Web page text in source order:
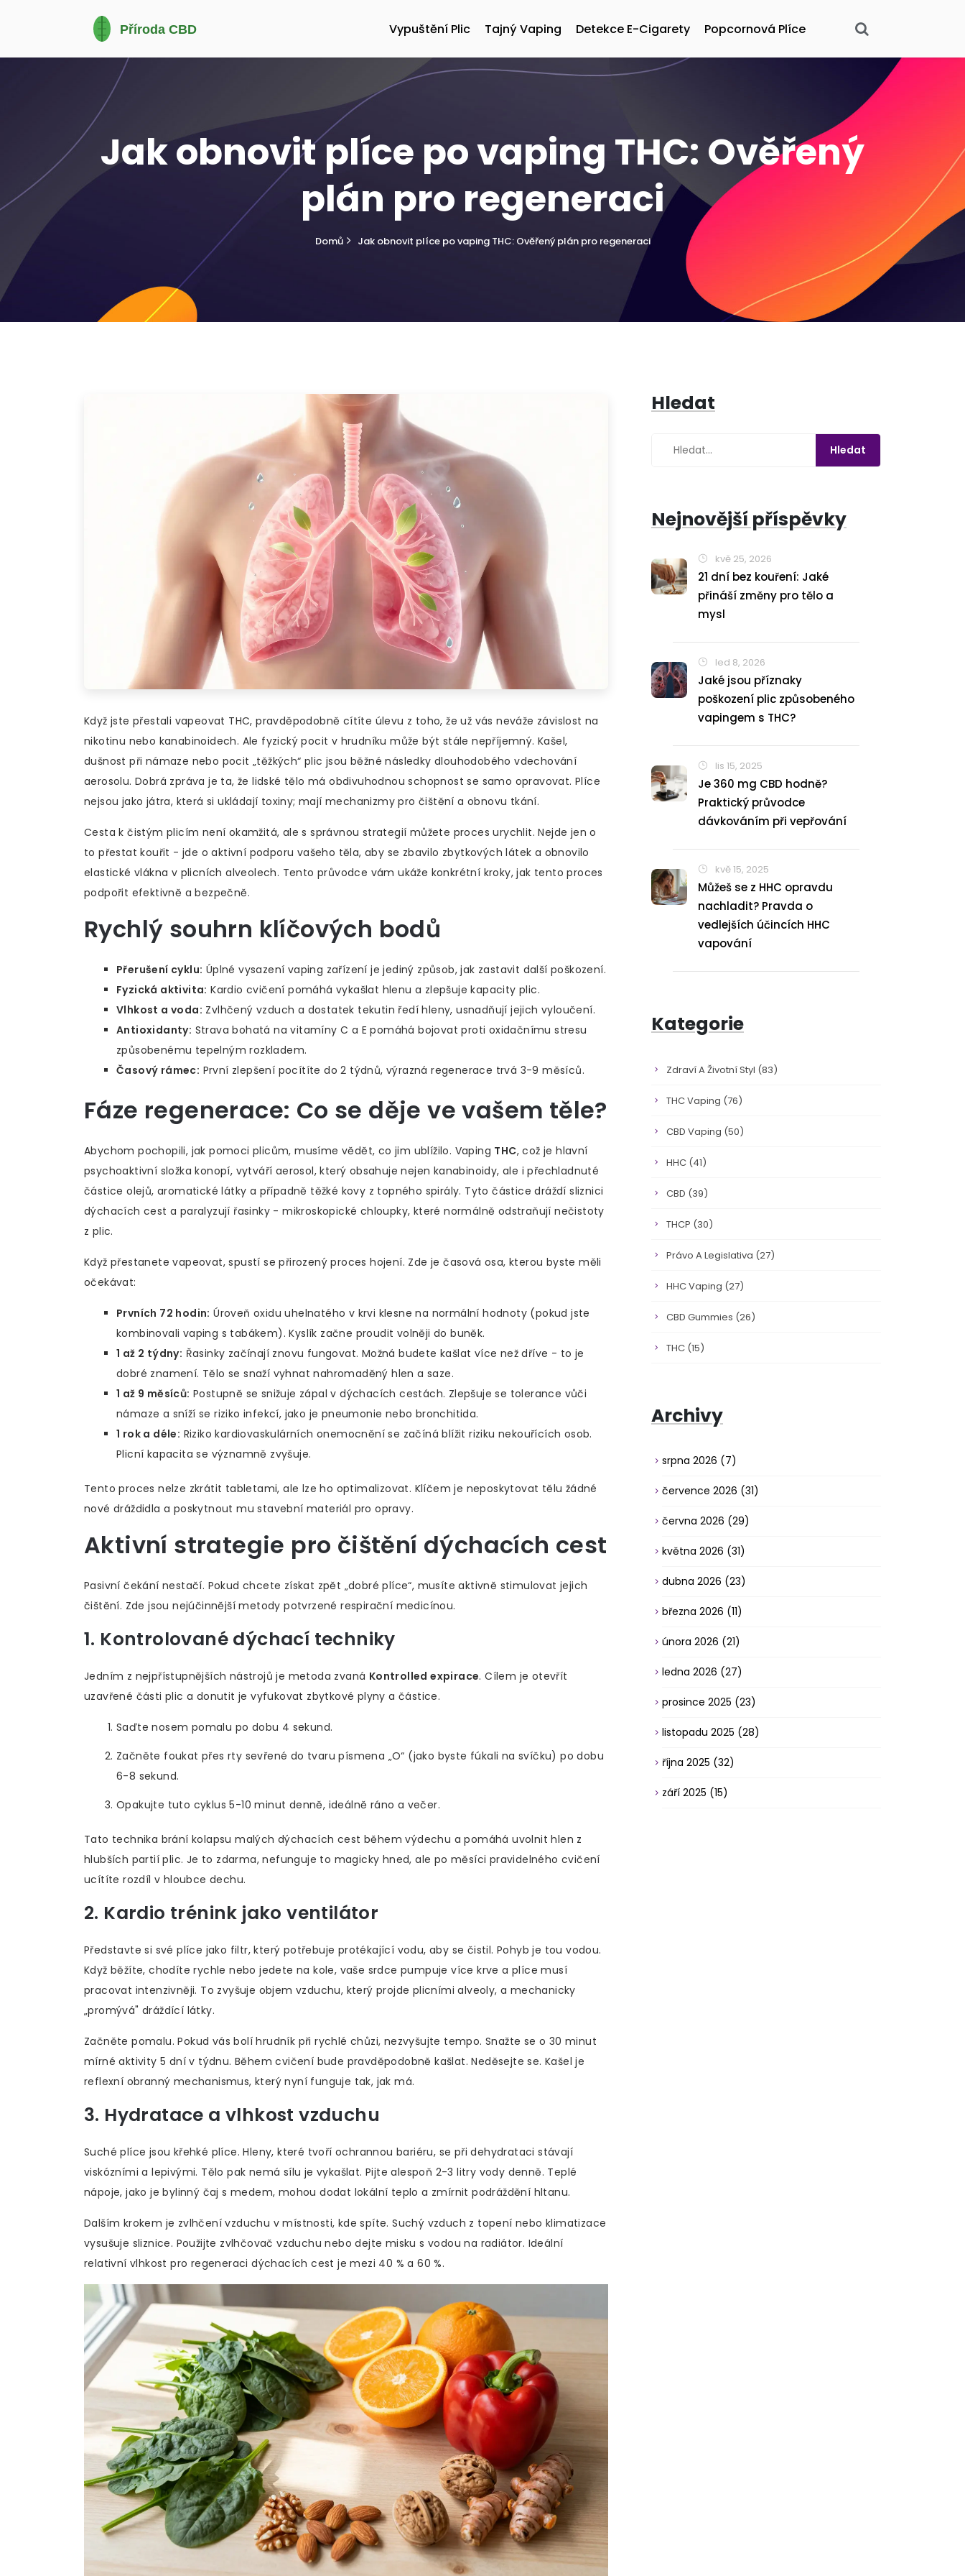
Vypuštění Plic Tajný Vaping Detekce E-Cigarety Popcornová Plíce
Jak obnovit plíce po vaping THC: Ověřený
plán pro regeneraci
Domů Jak obnovit plíce po vaping THC: Ověřený plán pro regeneraci
Když jste přestali vapeovat THC, pravděpodobně cítíte úlevu z toho, že už vás neváže závislost na
nikotinu nebo kanabinoidech. Ale fyzický pocit v hrudníku může být stále nepříjemný. Kašel,
dušnost při námaze nebo pocit „těžkých“ plic jsou běžné následky dlouhodobého vdechování
aerosolu. Dobrá zpráva je ta, že lidské tělo má obdivuhodnou schopnost se samo opravovat. Plíce
nejsou jako játra, která si ukládají toxiny; mají mechanizmy pro čištění a obnovu tkání.
Cesta k čistým plicím není okamžitá, ale s správnou strategií můžete proces urychlit. Nejde jen o
to přestat kouřit - jde o aktivní podporu vašeho těla, aby se zbavilo zbytkových látek a obnovilo
elastické vlákna v plicních alveolech. Tento průvodce vám ukáže konkrétní kroky, jak tento proces
podpořit efektivně a bezpečně.
Rychlý souhrn klíčových bodů
Přerušení cyklu: Úplné vysazení vaping zařízení je jediný způsob, jak zastavit další poškození.
Fyzická aktivita: Kardio cvičení pomáhá vykašlat hlenu a zlepšuje kapacity plic.
Vlhkost a voda: Zvlhčený vzduch a dostatek tekutin ředí hleny, usnadňují jejich vyloučení.
Antioxidanty: Strava bohatá na vitamíny C a E pomáhá bojovat proti oxidačnímu stresu
způsobenému tepelným rozkladem.
Časový rámec: První zlepšení pocítíte do 2 týdnů, výrazná regenerace trvá 3-9 měsíců.
Fáze regenerace: Co se děje ve vašem těle?
Abychom pochopili, jak pomoci plicům, musíme vědět, co jim ublížilo. Vaping THC, což jehlavní
psychoaktivní složka konopí, vytváří aerosol, který obsahuje nejen kanabinoidy, ale i přechladnuté
částice olejů, aromatické látky a případně těžké kovy z topného spirály. Tyto částice dráždí sliznici
dýchacích cest a paralyzují řasinky - mikroskopické chloupky, které normálně odstraňují nečistoty
z plic.
Když přestanete vapeovat, spustí se přirozený proces hojení. Zde je časová osa, kterou byste měli
očekávat:
Prvních 72 hodin: Úroveň oxidu uhelnatého v krvi klesne na normální hodnoty (pokud jste
kombinovali vaping s tabákem). Kyslík začne proudit volněji do buněk.
1 až 2 týdny: Řasinky začínají znovu fungovat. Možná budete kašlat více než dříve - to je
dobré znamení. Tělo se snaží vyhnat nahromaděný hlen a saze.
1 až 9 měsíců: Postupně se snižuje zápal v dýchacích cestách. Zlepšuje se tolerance vůči
námaze a sníží se riziko infekcí, jako je pneumonie nebo bronchitida.
1 rok a déle: Riziko kardiovaskulárních onemocnění se začíná blížit riziku nekouřících osob.
Plicní kapacita se významně zvyšuje.
Tento proces nelze zkrátit tabletami, ale lze ho optimalizovat. Klíčem je neposkytovat tělu žádné
nové dráždidla a poskytnout mu stavební materiál pro opravy.
Aktivní strategie pro čištění dýchacích cest
Pasivní čekání nestačí. Pokud chcete získat zpět „dobré plíce“, musíte aktivně stimulovat jejich
čištění. Zde jsou nejúčinnější metody potvrzené respirační medicínou.
1. Kontrolované dýchací techniky
Jedním z nejpřístupnějších nástrojů je metoda zvaná Kontrolled expirace. Cílem je otevřít
uzavřené části plic a donutit je vyfukovat zbytkové plyny a částice.
Saďte nosem pomalu po dobu 4 sekund.
Začněte foukat přes rty sevřené do tvaru písmena „O“ (jako byste fúkali na svíčku) po dobu
6-8 sekund.
Opakujte tuto cyklus 5-10 minut denně, ideálně ráno a večer.
Tato technika brání kolapsu malých dýchacích cest během výdechu a pomáhá uvolnit hlen z
hlubších partií plic. Je to zdarma, nefunguje to magicky hned, ale po měsíci pravidelného cvičení
ucítíte rozdíl v hloubce dechu.
2. Kardio trénink jako ventilátor
Představte si své plíce jako filtr, který potřebuje protékající vodu, aby se čistil. Pohyb je tou vodou.
Když běžíte, chodíte rychle nebo jedete na kole, vaše srdce pumpuje více krve a plíce musí
pracovat intenzivněji. To zvyšuje objem vzduchu, který projde plicními alveoly, a mechanicky
„promývá" dráždící látky.
Začněte pomalu. Pokud vás bolí hrudník při rychlé chůzi, nezvyšujte tempo. Snažte se o 30 minut
mírné aktivity 5 dní v týdnu. Během cvičení bude pravděpodobně kašlat. Neděsejte se. Kašel je
reflexní obranný mechanismus, který nyní funguje tak, jak má.
3. Hydratace a vlhkost vzduchu
Suché plíce jsou křehké plíce. Hleny, které tvoří ochrannou bariéru, se při dehydrataci stávají
viskózními a lepivými. Tělo pak nemá sílu je vykašlat. Pijte alespoň 2-3 litry vody denně. Teplé
nápoje, jako je bylinný čaj s medem, mohou dodat lokální teplo a zmírnit podráždění hltanu.
Dalším krokem je zvlhčení vzduchu v místnosti, kde spíte. Suchý vzduch z topení nebo klimatizace
vysušuje sliznice. Použijte zvlhčovač vzduchu nebo dejte misku s vodou na radiátor. Ideální
relativní vlhkost pro regeneraci dýchacích cest je mezi 40 % a 60 %.
Hledat
Nejnovější příspěvky
kvě 25, 2026
21 dní bez kouření: Jaké
přináší změny pro tělo a
mysl
led 8, 2026
Jaké jsou příznaky
poškození plic způsobeného
vapingem s THC?
lis 15, 2025
Je 360 mg CBD hodně?
Praktický průvodce
dávkováním při vepřování
kvě 15, 2025
Můžeš se z HHC opravdu
nachladit? Pravda o
vedlejších účincích HHC
vapování
Kategorie
Zdraví A Životní Styl (83)
THC Vaping (76)
CBD Vaping (50)
HHC (41)
CBD (39)
THCP (30)
Právo A Legislativa (27)
HHC Vaping (27)
CBD Gummies (26)
THC (15)
Archivy
srpna 2026 (7)
července 2026 (31)
června 2026 (29)
května 2026 (31)
dubna 2026 (23)
března 2026 (11)
února 2026 (21)
ledna 2026 (27)
prosince 2025 (23)
listopadu 2025 (28)
října 2025 (32)
září 2025 (15)